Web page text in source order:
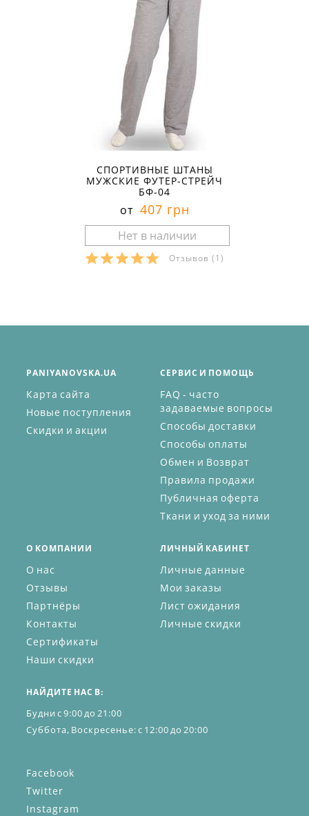
СПОРТИВНЫЕ ШТАНЫ
МУЖСКИЕ ФУТЕР-СТРЕЙЧ
БФ-04
от 407 грн
Отзывов (1)
PANIYANOVSKA.UA
Карта сайта
Новые поступления
Скидки и акции
СЕРВИС И ПОМОЩЬ
FAQ - часто
задаваемые вопросы
Способы доставки
Способы оплаты
Обмен и Возврат
Правила продажи
Публичная оферта
Ткани и уход за ними
О КОМПАНИИ
О нас
Отзывы
Партнёры
Контакты
Сертификаты
Наши скидки
ЛИЧНЫЙ КАБИНЕТ
Личные данные
Мои заказы
Лист ожидания
Личные скидки
НАЙДИТЕ НАС В:
Будни с 9:00 до 21:00
Суббота, Воскресенье: с 12:00 до 20:00
Facebook
Twitter
Instagram